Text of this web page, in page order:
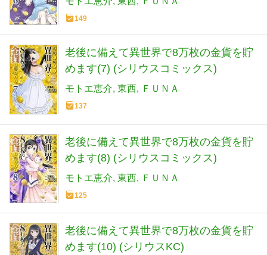
149
老後に備えて異世界で8万枚の金貨を貯
めます(7) (シリウスコミックス)
モトエ恵介 東西 ＦＵＮＡ
137
老後に備えて異世界で8万枚の金貨を貯
めます(8) (シリウスコミックス)
モトエ恵介 東西 ＦＵＮＡ
125
老後に備えて異世界で8万枚の金貨を貯
めます(10) (シリウスKC)